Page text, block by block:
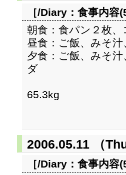
［/Diary： 食事内容
朝食：食パン２枚
昼食：ご飯、みそ
夕食：ご飯、みそ
ダ
65.3kg
2006.05.11 （Thu
［/Diary： 食事内容